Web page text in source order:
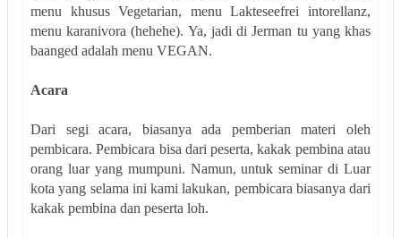
menu khusus Vegetarian, menu Lakteseefrei intorellanz,
menu karanivora (hehehe). Ya, jadi di Jerman tu yang khas
baanged adalah menu VEGAN.
Acara
Dari segi acara, biasanya ada pemberian materi oleh
pembicara. Pembicara bisa dari peserta, kakak pembina atau
orang luar yang mumpuni. Namun, untuk seminar di Luar
kota yang selama ini kami lakukan, pembicara biasanya dari
kakak pembina dan peserta loh.